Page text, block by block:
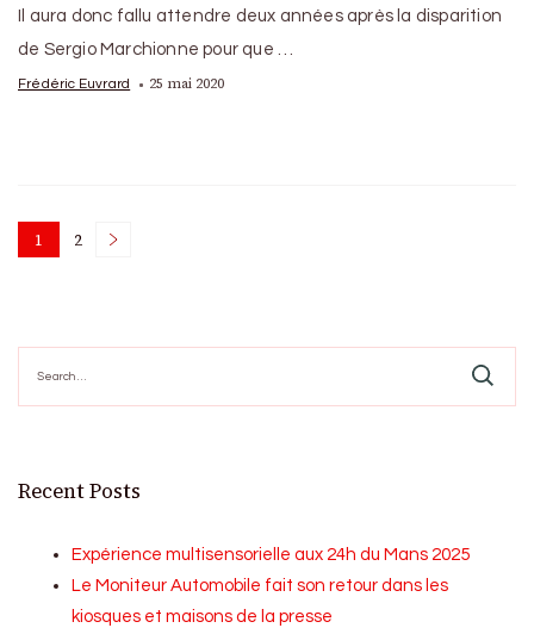
Il aura donc fallu attendre deux années après la disparition
de Sergio Marchionne pour que …
Frédéric Euvrard 25 mai 2020
Posts
Page
1 Page
2
for:
Recent Posts
Expérience multisensorielle aux 24h du Mans 2025
Le Moniteur Automobile fait son retour dans les
kiosques et maisons de la presse